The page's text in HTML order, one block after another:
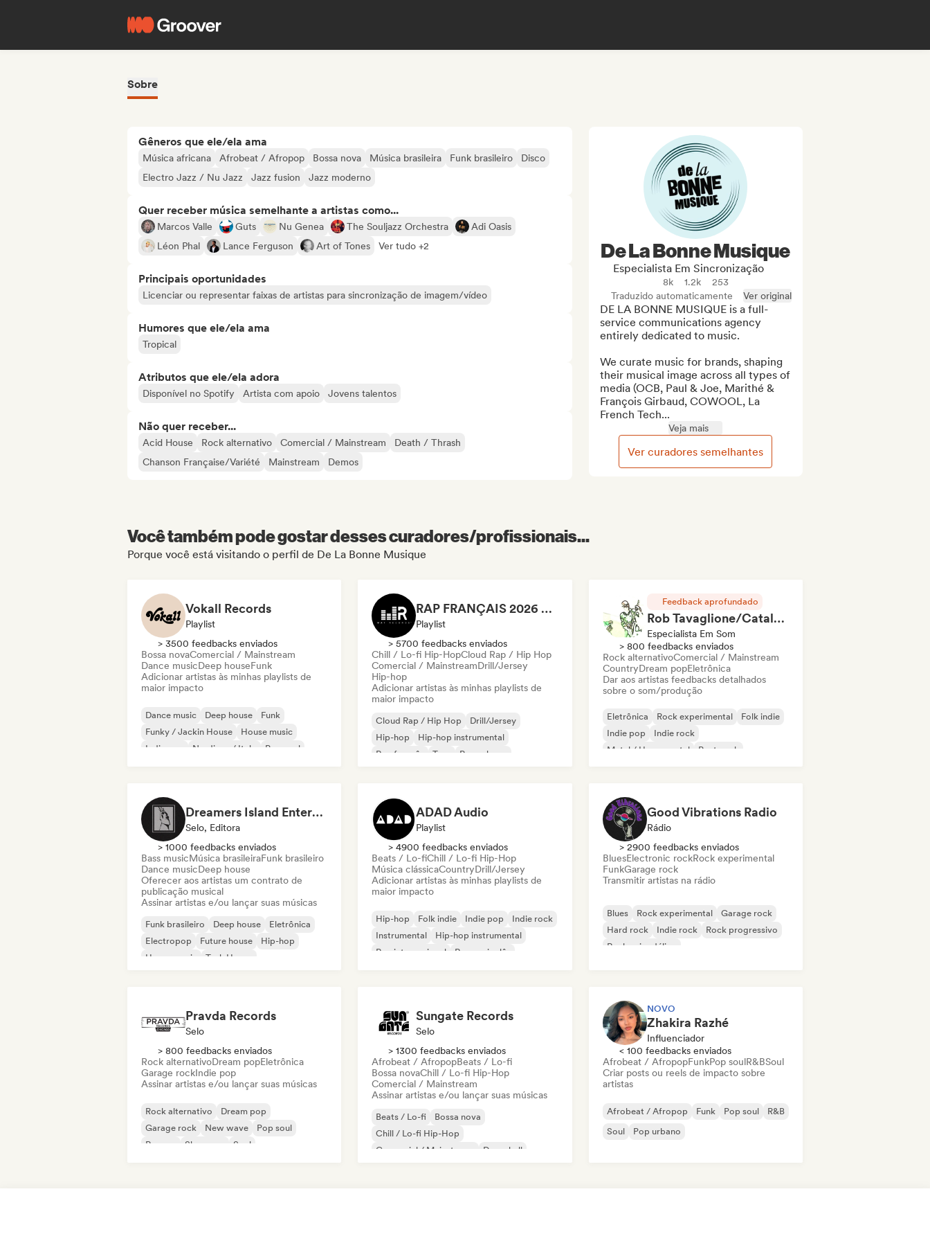
Sobre
Gêneros que ele/ela ama
Música africana Afrobeat / Afropop Bossa nova Música brasileira Funk brasileiro
Disco
Electro Jazz / Nu Jazz
Jazz fusion Jazz moderno
Quer receber música semelhante a artistas como...
Marcos Valle Guts Nu Genea The Souljazz Orchestra
Adi Oasis
Léon Phal
Lance Ferguson Art of Tones Ver tudo +2
Principais oportunidades
Licenciar ou representar faixas de artistas para sincronização de imagem/vídeo
Humores que ele/ela ama
Tropical
Atributos que ele/ela adora
Disponível no Spotify Artista com apoio Jovens talentos
Não quer receber...
Acid House Rock alternativo Comercial / Mainstream
Death / Thrash
Chanson Française/Variété
Mainstream Demos
De La Bonne Musique
Especialista Em Sincronização
8k 1.2k
253
Traduzido automaticamente
Ver original
DE LA BONNE MUSIQUE is a full-
service communications agency
entirely dedicated to music.
We curate music for brands, shaping
their musical image across all types of
media (OCB, Paul & Joe, Marithé &
François Girbaud, COWOOL, La
French Tech...
Veja mais
Ver curadores semelhantes
Você também pode gostar desses curadores/profissionais...
Porque você está visitando o perfil de De La Bonne Musique
Vokall Records
Playlist
> 3500 feedbacks enviados
Bossa novaComercial / Mainstream
Dance musicDeep houseFunk
Adicionar artistas às minhas playlists de
maior impacto
Dance music Deep house
Funk
Funky / Jackin House
House music
Indie pop
Nu-disco / Italo Pop soul
RAP FRANÇAIS 2026 🔥🇫🇷 (Way Records)
Playlist
> 5700 feedbacks enviados
Chill / Lo-fi Hip-HopCloud Rap / Hip Hop
Comercial / MainstreamDrill/Jersey
Hip-hop
Adicionar artistas às minhas playlists de
maior impacto
Cloud Rap / Hip Hop
Drill/Jersey
Hip-hop
Hip-hop instrumental
Rap francês
Trap
Pop urbano
Feedback aprofundado
Rob Tavaglione/Catalyst Recording
Especialista Em Som
> 800 feedbacks enviados
Rock alternativoComercial / Mainstream
CountryDream popEletrônica
Dar aos artistas feedbacks detalhados
sobre o som/produção
Eletrônica Rock experimental
Folk indie
Indie pop
Indie rock
Metal / Heavy metal
Post punk
Dreamers Island Entertainment
Selo, Editora
> 1000 feedbacks enviados
Bass musicMúsica brasileiraFunk brasileiro
Dance musicDeep house
Oferecer aos artistas um contrato de
publicação musical
Assinar artistas e/ou lançar suas músicas
Funk brasileiro Deep house
Eletrônica
Electropop
Future house
Hip-hop
House music
Tech House
ADAD Audio
Playlist
> 4900 feedbacks enviados
Beats / Lo-fiChill / Lo-fi Hip-Hop
Música clássicaCountryDrill/Jersey
Adicionar artistas às minhas playlists de
maior impacto
Hip-hop Folk indie Indie pop
Indie rock
Instrumental
Hip-hop instrumental
Rap internacional
Rap em inglês
Good Vibrations Radio
Rádio
> 2900 feedbacks enviados
BluesElectronic rockRock experimental
FunkGarage rock
Transmitir artistas na rádio
Blues Rock experimental
Garage rock
Hard rock
Indie rock
Rock progressivo
Rock psicodélico
Pravda Records
Selo
> 800 feedbacks enviados
Rock alternativoDream popEletrônica
Garage rockIndie pop
Assinar artistas e/ou lançar suas músicas
Rock alternativo
Dream pop
Garage rock
New wave
Pop soul
Reggae
Shoegaze Soul
Sungate Records
Selo
> 1300 feedbacks enviados
Afrobeat / AfropopBeats / Lo-fi
Bossa novaChill / Lo-fi Hip-Hop
Comercial / Mainstream
Assinar artistas e/ou lançar suas músicas
Beats / Lo-fi
Bossa nova
Chill / Lo-fi Hip-Hop
Comercial / Mainstream
Dancehall
NOVO
Zhakira Razhé
Influenciador
< 100 feedbacks enviados
Afrobeat / AfropopFunkPop soulR&BSoul
Criar posts ou reels de impacto sobre
artistas
Afrobeat / Afropop Funk Pop soul
R&B
Soul
Pop urbano